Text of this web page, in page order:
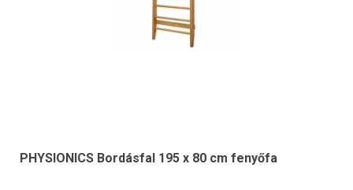
PHYSIONICS Bordásfal 195 x 80 cm fenyőfa